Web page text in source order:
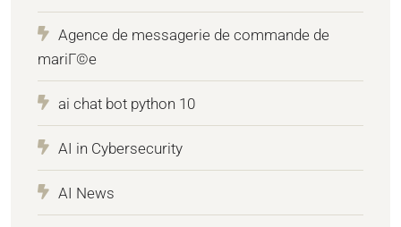
Agence de messagerie de commande de
mariГ©e
ai chat bot python 10
AI in Cybersecurity
AI News